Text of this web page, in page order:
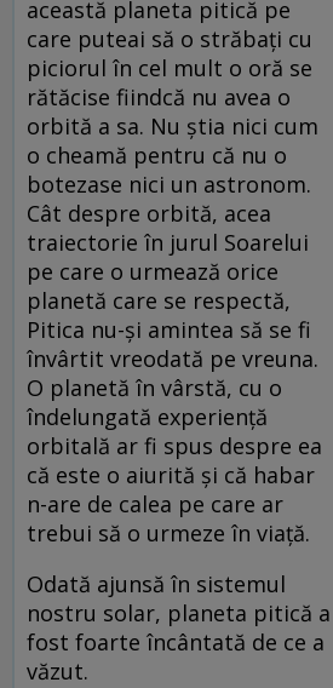
această planeta pitică pe
care puteai să o străbaţi cu
piciorul în cel mult o oră se
rătăcise fiindcă nu avea o
orbită a sa. Nu ştia nici cum
o cheamă pentru că nu o
botezase nici un astronom.
Cât despre orbită, acea
traiectorie în jurul Soarelui
pe care o urmează orice
planetă care se respectă,
Pitica nu-şi amintea să se fi
învârtit vreodată pe vreuna.
O planetă în vârstă, cu o
îndelungată experienţă
orbitală ar fi spus despre ea
că este o aiurită şi că habar
n-are de calea pe care ar
trebui să o urmeze în viaţă.
Odată ajunsă în sistemul
nostru solar, planeta pitică a
fost foarte încântată de ce a
văzut.